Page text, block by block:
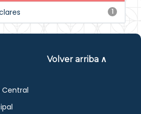
1
Volver arriba ∧